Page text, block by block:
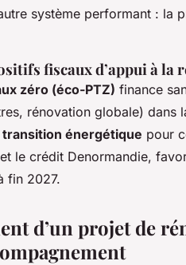
système performant : la
fiscaux d’appui à la
zéro (éco-PTZ) finance
rénovation globale) dans
transition énergétique pour
le crédit Denormandie,
fin 2027.
d’un projet de